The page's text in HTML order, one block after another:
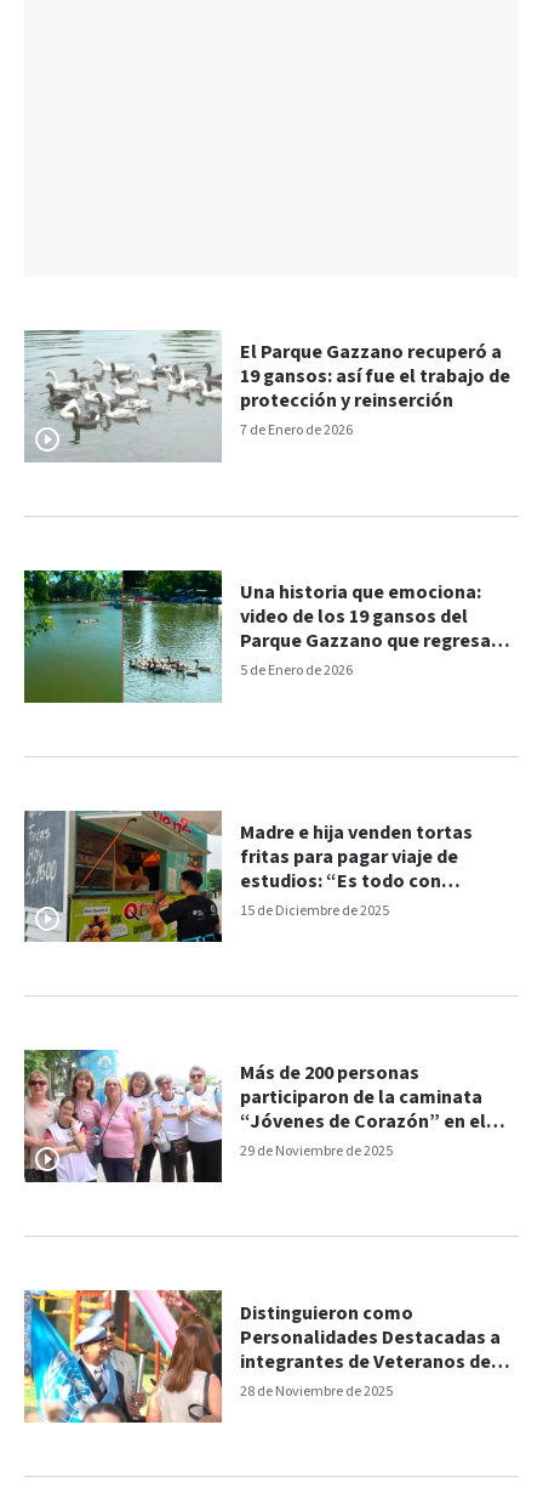
7 de Enero de 2026
El Parque Gazzano recuperó a
19 gansos: así fue el trabajo de
protección y reinserción
5 de Enero de 2026
Una historia que emociona:
video de los 19 gansos del
Parque Gazzano que regresan a
casa
15 de Diciembre de 2025
Madre e hija venden tortas
fritas para pagar viaje de
estudios: “Es todo con
esfuerzo”
29 de Noviembre de 2025
Más de 200 personas
participaron de la caminata
“Jóvenes de Corazón” en el
Parque Gazzano
28 de Noviembre de 2025
Distinguieron como
Personalidades Destacadas a
integrantes de Veteranos de
Paz